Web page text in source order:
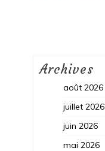
Archives
août 2026
juillet 2026
juin 2026
mai 2026